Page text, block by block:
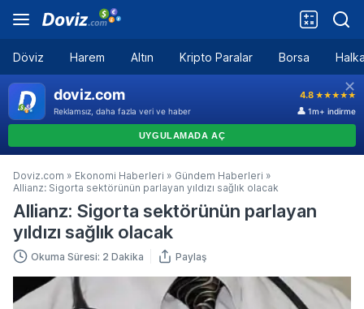
Döviz Harem Altın Kripto Paralar Borsa
Doviz.com » Ekonomi Haberleri » Gündem Haberleri »
Allianz: Sigorta sektörünün parlayan yıldızı sağlık olacak
Allianz: Sigorta sektörünün parlayan
yıldızı sağlık olacak
Okuma Süresi: 2 Dakika Paylaş